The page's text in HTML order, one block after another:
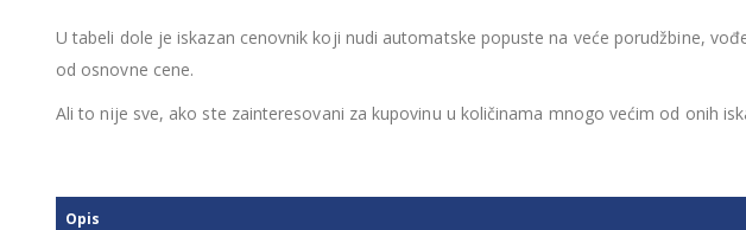
U tabeli dole je iskazan cenovnik koji nudi automatske popuste na veće porudžbine,
od osnovne cene.
Ali to nije sve, ako ste zainteresovani za kupovinu u količinama mnogo većim od onih
Opis